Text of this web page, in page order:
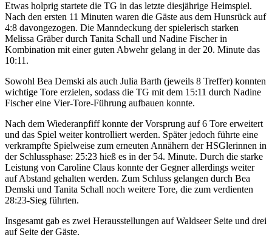
Etwas holprig startete die TG in das letzte diesjährige Heimspiel.
Nach den ersten 11 Minuten waren die Gäste aus dem Hunsrück auf
4:8 davongezogen. Die Manndeckung der spielerisch starken
Melissa Gräber durch Tanita Schall und Nadine Fischer in
Kombination mit einer guten Abwehr gelang in der 20. Minute das
10:11.
Sowohl Bea Demski als auch Julia Barth (jeweils 8 Treffer) konnten
wichtige Tore erzielen, sodass die TG mit dem 15:11 durch Nadine
Fischereine Vier-Tore-Führung aufbauen konnte.
Nach dem Wiederanpfiffkonnte der Vorsprung auf 6 Tore erweitert
und das Spiel weiter kontrolliert werden. Später jedoch führte eine
verkrampfte Spielweise zum erneuten Annähern derHSGlerinnen in
der Schlussphase: 25:23 hieß es in der 54. Minute. Durch die starke
Leistung von Caroline Claus konnte der Gegner allerdings weiter
auf Abstand gehalten werden. Zum Schluss gelangen durch Bea
Demski und Tanita Schall noch weitere Tore, die zum verdienten
28:23-Sieg führten.
Insgesamt gab es zwei Herausstellungen aufWaldseerSeite und drei
auf Seite der Gäste.